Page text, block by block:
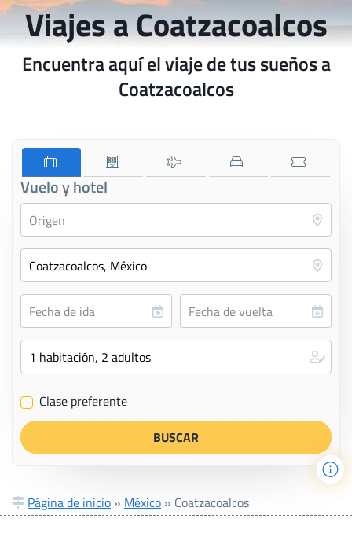
Viajes a Coatzacoalcos
Encuentra aquí el viaje de tus sueños a
Coatzacoalcos
Vuelo y hotel
✔ Clase preferente
Página de inicio » México » Coatzacoalcos